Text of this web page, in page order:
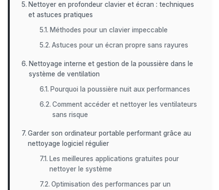
Nettoyer en profondeur clavier et écran : techniques
et astuces pratiques
Méthodes pour un clavier impeccable
Astuces pour un écran propre sans rayures
Nettoyage interne et gestion de la poussière dans le
système de ventilation
Pourquoi la poussière nuit aux performances
Comment accéder et nettoyer les ventilateurs
sans risque
Garder son ordinateur portable performant grâce au
nettoyage logiciel régulier
Les meilleures applications gratuites pour
nettoyer le système
Optimisation des performances par un